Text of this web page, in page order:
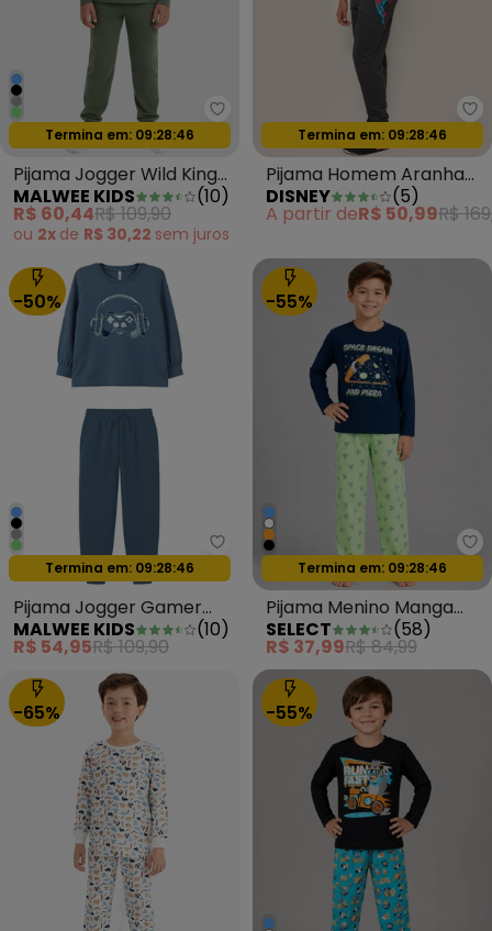
Malwee Kids - Pijama Jogger
Oferta relâmpago
Termina em: 09:28:44
Pijama Jogger Wild King
Verde Oliva
MALWEE KIDS (10)
R$ 60,44R$ 109,90
ou 2x de R$ 30,22 sem juros
Oferta relâmpago
Termina em: 09:28:44
Pijama Homem Aranha
Mescla Escuro em Meia
Malha
DISNEY (5)
A partir deR$ 50,99R$
-50%
Malwee Kids - Pijama Jogger
Oferta relâmpago
Termina em: 09:28:44
Pijama Jogger Gamer
Azul
MALWEE KIDS (10)
R$ 54,95R$ 109,90
-55%
Oferta relâmpago
Termina em: 09:28:44
Pijama Menino Manga
Longa Meia Malha Azul
SELECT (58)
R$ 37,99R$ 84,99
-65% -55%